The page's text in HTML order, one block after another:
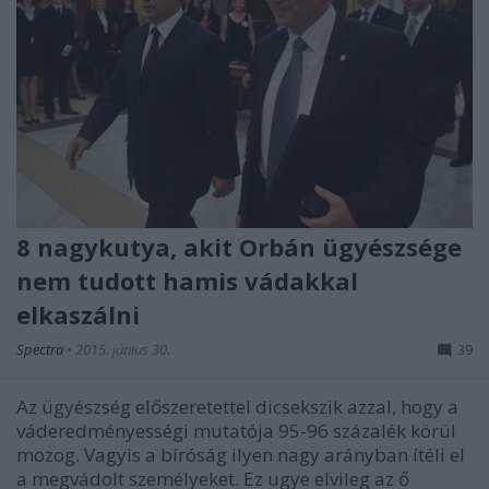
8 nagykutya, akit Orbán ügyészsége
nem tudott hamis vádakkal
elkaszálni
Spectra • 2015. június 30. 39
Az ügyészség előszeretettel dicsekszik azzal, hogy a
váderedményességi mutatója 95-96 százalék körül
mozog. Vagyis a bíróság ilyen nagy arányban ítéli el
a megvádolt személyeket. Ez ugye elvileg az ő